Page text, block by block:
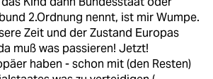
2.Ordnung nennt, ist mir Wumpe.
Zeit und der Zustand Europas
muß was passieren! Jetzt!
haben - schon mit (den Resten)